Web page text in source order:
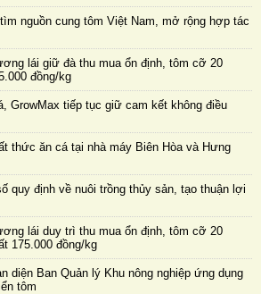
nguồn cung tôm Việt Nam, mở rộng hợp tác
lái giữ đà thu mua ổn định, tôm cỡ 20
đồng/kg
GrowMax tiếp tục giữ cam kết không điều
thức ăn cá tại nhà máy Biên Hòa và Hưng
quy định về nuôi trồng thủy sản, tạo thuận lợi
lái duy trì thu mua ổn định, tôm cỡ 20
175.000 đồng/kg
diện Ban Quản lý Khu nông nghiệp ứng dụng
tôm